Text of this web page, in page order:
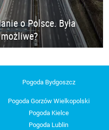
o Polsce. Była
Pogoda Bydgoszcz
Pogoda Gorzów Wielkopolski
Pogoda Kielce
Pogoda Lublin